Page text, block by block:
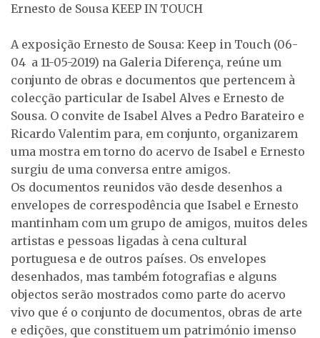
Ernesto de Sousa KEEP IN TOUCH
A exposição Ernesto de Sousa: Keep in Touch (06-
04 a 11-05-2019) na Galeria Diferença, reúne um
conjunto de obras e documentos que pertencem à
colecção particular de Isabel Alves e Ernesto de
Sousa. O convite de Isabel Alves a Pedro Barateiro e
Ricardo Valentim para, em conjunto, organizarem
uma mostra em torno do acervo de Isabel e Ernesto
surgiu de uma conversa entre amigos.
Os documentos reunidos vão desde desenhos a
envelopes de correspodência que Isabel e Ernesto
mantinham com um grupo de amigos, muitos deles
artistas e pessoas ligadas à cena cultural
portuguesa e de outros países. Os envelopes
desenhados, mas também fotografias e alguns
objectos serão mostrados como parte do acervo
vivo que é o conjunto de documentos, obras de arte
e edições, que constituem um património imenso